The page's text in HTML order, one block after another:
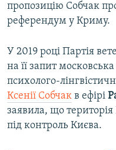
пропозицію Собчак
референдум у Криму.
У 2019 році Партія
на її запит
психолого-
Ксенії Собчак в ефірі
заявила, що
під контроль Києва.